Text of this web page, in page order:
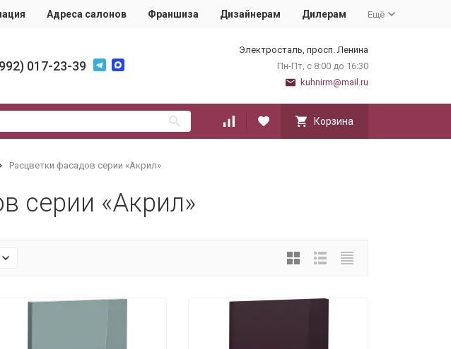
Адреса салонов Франшиза Дизайнерам Дилерам Ещё
017-23-39
Электросталь, просп. Ленина
Пн-Пт, с 8:00 до 16:30
kuhnirm@mail.ru
Корзина
Расцветки фасадов серии «Акрил»
серии «Акрил»